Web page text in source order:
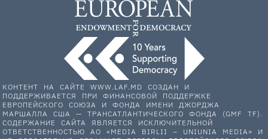
КОНТЕНТ НА САЙТЕ WWW.LAF.MD СОЗДАН И
ПОДДЕРЖИВАЕТСЯ ПРИ ФИНАНСОВОЙ ПОДДЕРЖКЕ
ЕВРОПЕЙСКОГО СОЮЗА И ФОНДА ИМЕНИ ДЖОРДЖА
МАРШАЛЛА США — ТРАНСАТЛАНТИЧЕСКОГО ФОНДА (GMF TF).
СОДЕРЖАНИЕ САЙТА ЯВЛЯЕТСЯ ИСКЛЮЧИТЕЛЬНОЙ
ОТВЕТСТВЕННОСТЬЮ АО «MEDIA BIRLII – UNIUNIA MEDIA» И